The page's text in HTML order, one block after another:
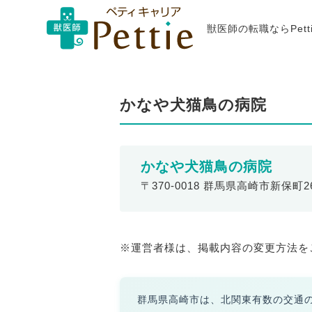
獣医師の転職なら
かなや犬猫鳥の病院
かなや犬猫鳥の病院
〒370-0018 群馬県高崎市新保町
※運営者様は、掲載内容の変更方法
群馬県高崎市は、北関東有数の交通